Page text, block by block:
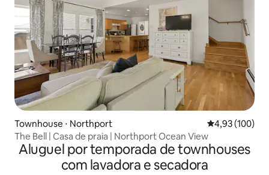
Townhouse ⋅ Northport 4,93 de uma
4,93 (100)
The Bell | Casa de praia | Northport Ocean View
Aluguel por temporada de townhouses
com lavadora e secadora